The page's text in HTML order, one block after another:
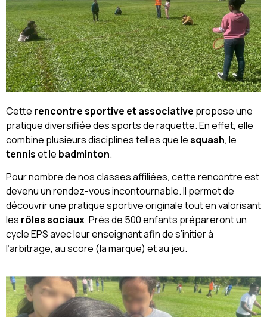
Cette rencontre sportive et associative propose une
pratique diversifiée des sports de raquette. En effet, elle
combine plusieurs disciplines telles que lesquash, le
tenniset le badminton.
Pour nombre de nos classes affiliées, cette rencontre est
devenu un rendez-vous incontournable. Il permet de
découvrir une pratique sportive originale tout en valorisant
les rôles sociaux. Près de 500 enfants prépareront un
cycle EPS avec leur enseignant afin de s’initier à
l’arbitrage, au score (la marque) et au jeu.